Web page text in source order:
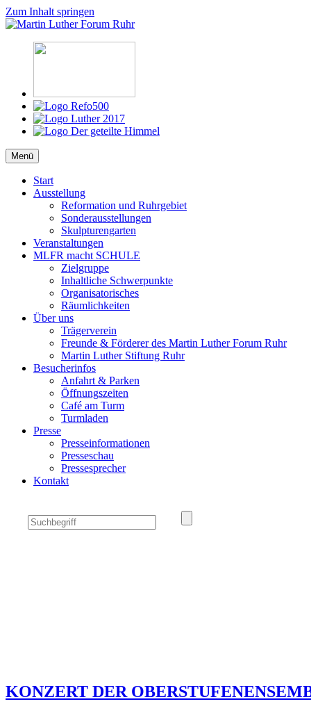
Zum Inhalt springen
Martin Luther Forum Ruhr
Reformation, Ruhrgebiet, Kultur
Menü
Start
Ausstellung
Reformation und Ruhrgebiet
Sonderausstellungen
Skulpturengarten
Veranstaltungen
MLFR macht SCHULE
Zielgruppe
Inhaltliche Schwerpunkte
Organisatorisches
Räumlichkeiten
Über uns
Trägerverein
Freunde & Förderer des Martin Luther Forum Ruhr
Martin Luther Stiftung Ruhr
Besucherinfos
Anfahrt & Parken
Öffnungszeiten
Café am Turm
Turmladen
Presse
Presseinformationen
Presseschau
Pressesprecher
Kontakt
KONZERT DER